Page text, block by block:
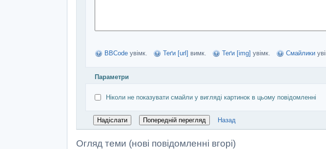
BBCode увімк. Теґи [url] вимк. Теґи [img] увімк. Смайлики
Параметри
Ніколи не показувати смайли у вигляді картинок в цьому повідомленні
Назад
Огляд теми (нові повідомленні вгорі)